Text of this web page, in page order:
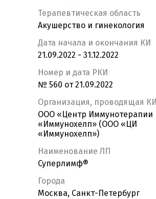
Терапевтическая область
Акушерство и гинекология
Дата начала и окончания КИ
21.09.2022 - 31.12.2022
Номер и дата РКИ
№ 560 от 21.09.2022
Организация, проводящая КИ
ООО «Центр Иммунотерапии
«Иммунохелп» (ООО «ЦИ
«Иммунохелп»)
Наименование ЛП
Суперлимф®
Города
Москва, Санкт-Петербург